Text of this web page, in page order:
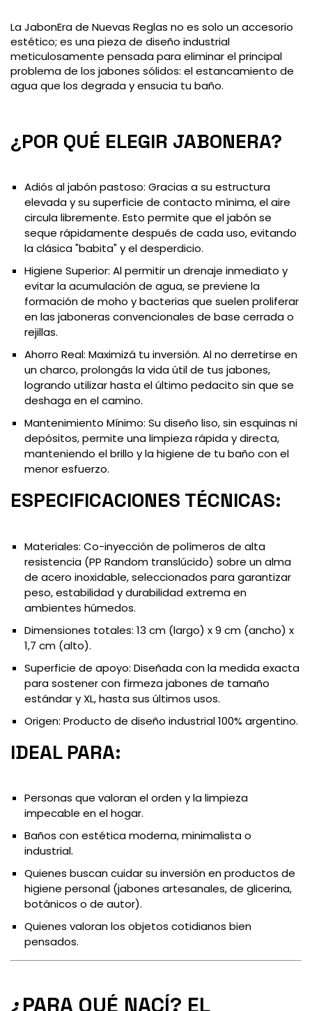
La JabonEra de Nuevas Reglas no es solo un accesorio
estético; es una pieza de diseño industrial
meticulosamente pensada para eliminar el principal
problema de los jabones sólidos: el estancamiento de
agua que los degrada y ensucia tu baño.
¿POR QUÉ ELEGIR JABONERA?
Adiós al jabón pastoso: Gracias a su estructura
elevada y su superficie de contacto mínima, el aire
circula libremente. Esto permite que el jabón se
seque rápidamente después de cada uso, evitando
la clásica "babita" y el desperdicio.
Higiene Superior: Al permitir un drenaje inmediato y
evitar la acumulación de agua, se previene la
formación de moho y bacterias que suelen proliferar
en las jaboneras convencionales de base cerrada o
rejillas.
Ahorro Real: Maximizá tu inversión. Al no derretirse en
un charco, prolongás la vida útil de tus jabones,
logrando utilizar hasta el último pedacito sin que se
deshaga en el camino.
Mantenimiento Mínimo: Su diseño liso, sin esquinas ni
depósitos, permite una limpieza rápida y directa,
manteniendo el brillo y la higiene de tu baño con el
menor esfuerzo.
ESPECIFICACIONES TÉCNICAS:
Materiales: Co-inyección de polímeros de alta
resistencia (PP Random translúcido) sobre un alma
de acero inoxidable, seleccionados para garantizar
peso, estabilidad y durabilidad extrema en
ambientes húmedos.
Dimensiones totales: 13 cm (largo) x 9 cm (ancho) x
1,7 cm (alto).
Superficie de apoyo: Diseñada con la medida exacta
para sostener con firmeza jabones de tamaño
estándar y XL, hasta sus últimos usos.
Origen: Producto de diseño industrial 100% argentino.
IDEAL PARA:
Personas que valoran el orden y la limpieza
impecable en el hogar.
Baños con estética moderna, minimalista o
industrial.
Quienes buscan cuidar su inversión en productos de
higiene personal (jabones artesanales, de glicerina,
botánicos o de autor).
Quienes valoran los objetos cotidianos bien
pensados.
¿PARA QUÉ NACÍ? EL